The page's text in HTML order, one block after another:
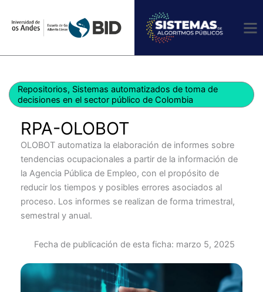
Repositorios, Sistemas automatizados de toma de
decisiones en el sector público de Colombia
RPA-OLOBOT
OLOBOT automatiza la elaboración de informes sobre
tendencias ocupacionales a partir de la información de
la Agencia Pública de Empleo, con el propósito de
reducir los tiempos y posibles errores asociados al
proceso. Los informes se realizan de forma trimestral,
semestral y anual.
Fecha de publicación de esta ficha: marzo 5, 2025